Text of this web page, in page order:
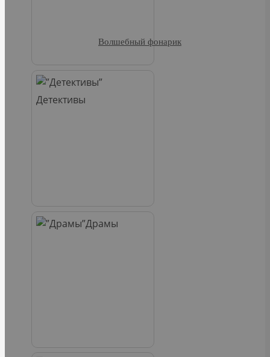
Детективы
Драмы
Волшебный фонарик